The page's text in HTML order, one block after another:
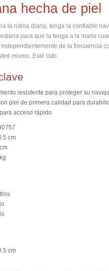
hecha de piel
la rutina diaria, tenga la confiable
para que la tenga a la mano
de la frecuencia
mismo. Esté listo.
resistente para proteger su
piel de primera calidad para
acceso rápido
cm
cm